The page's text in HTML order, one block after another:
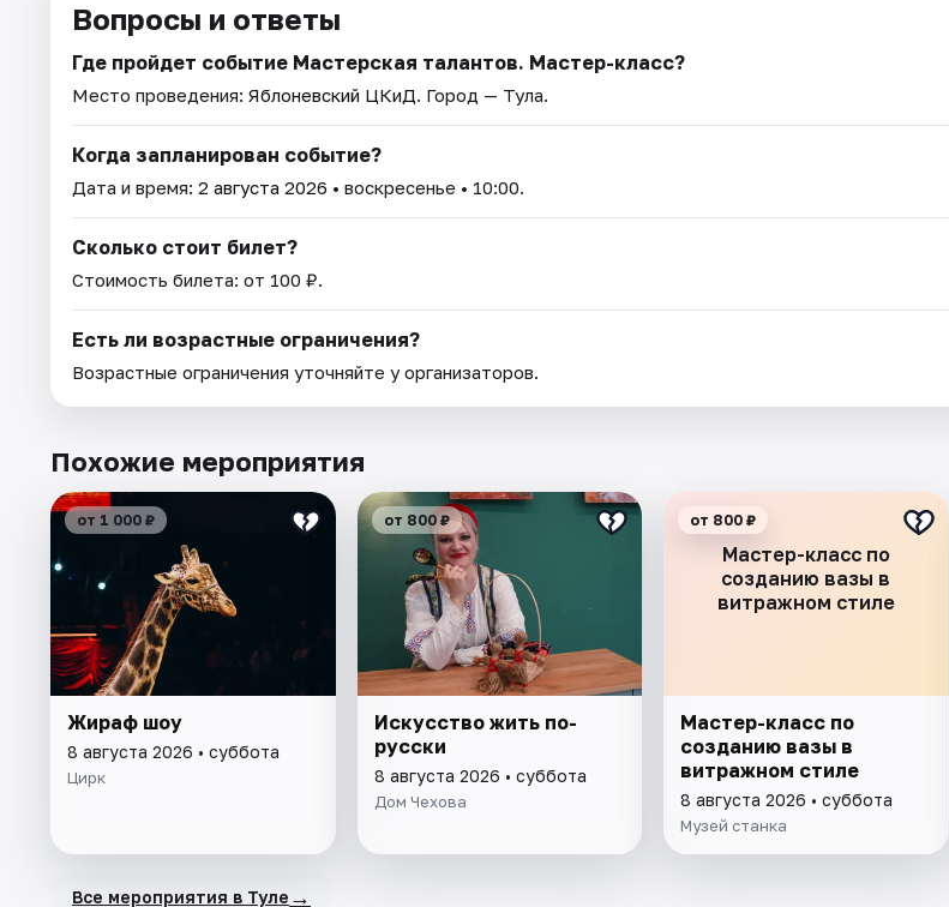
Вопросы и ответы
Где пройдет событие Мастерская талантов. Мастер-класс?
Место проведения: Яблоневский ЦКиД. Город — Тула.
Когда запланирован событие?
Дата и время: 2 августа 2026 • воскресенье • 10:00.
Сколько стоит билет?
Стоимость билета: от 100 ₽.
Есть ли возрастные ограничения?
Возрастные ограничения уточняйте у организаторов.
Похожие мероприятия
от 1 000 ₽
Жираф шоу
8 августа 2026 • суббота
Цирк
от 800 ₽
Искусство жить по-
русски
8 августа 2026 • суббота
Дом Чехова
Мастер-класс по
созданию вазы в
витражном стиле
от 800 ₽
Мастер-класс по
созданию вазы в
витражном стиле
8 августа 2026 • суббота
Музей станка
Все мероприятия в Туле →